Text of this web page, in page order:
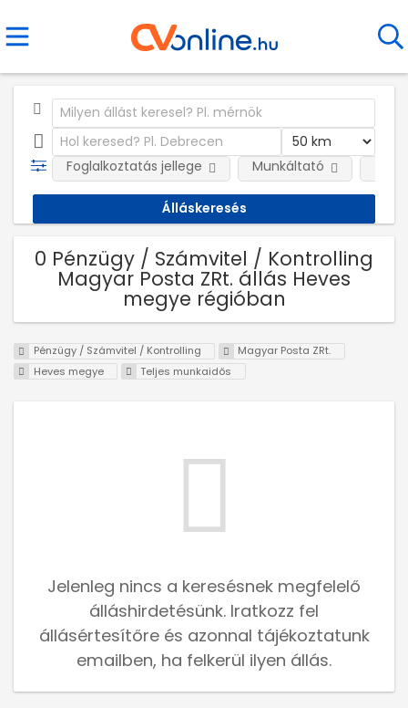
Foglalkoztatás jellege Munkáltató
0 Pénzügy / Számvitel / Kontrolling
Magyar Posta ZRt. állás Heves
megye régióban
Pénzügy / Számvitel / Kontrolling
Magyar Posta ZRt.
Heves megye
Teljes munkaidős
Jelenleg nincs a keresésnek megfelelő
álláshirdetésünk. Iratkozz fel
állásértesítőre és azonnal tájékoztatunk
emailben, ha felkerül ilyen állás.